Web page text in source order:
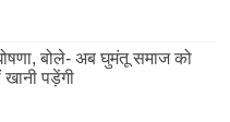
बोले- अब घुमंतू समाज को
पड़ेंगी